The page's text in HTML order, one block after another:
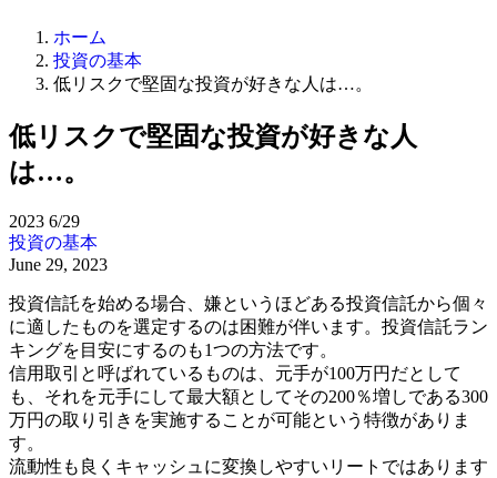
ホーム
投資の基本
低リスクで堅固な投資が好きな人は…。
低リスクで堅固な投資が好きな人
は…。
2023 6/29
投資の基本
June 29, 2023
投資信託を始める場合、嫌というほどある投資信託から個々
に適したものを選定するのは困難が伴います。投資信託ラン
キングを目安にするのも1つの方法です。
信用取引と呼ばれているものは、元手が100万円だとして
も、それを元手にして最大額としてその200％増しである300
万円の取り引きを実施することが可能という特徴がありま
す。
流動性も良くキャッシュに変換しやすいリートではあります